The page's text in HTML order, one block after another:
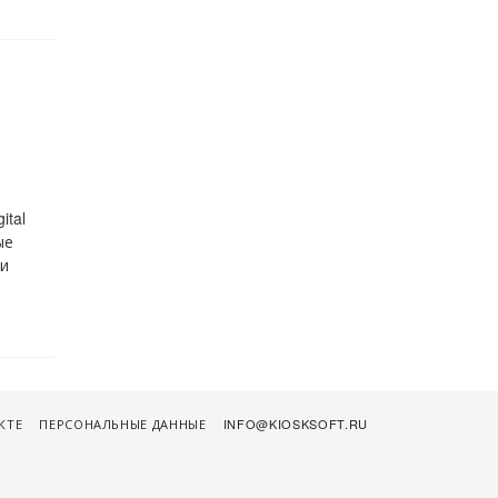
ПЕРСОНАЛЬНЫЕ ДАННЫЕ INFO@KIOSKSOFT.RU